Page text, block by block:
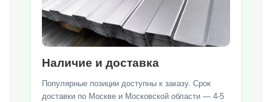
Наличие и доставка
Популярные позиции доступны к заказу. Срок
доставки по Москве и Московской области — 4-5